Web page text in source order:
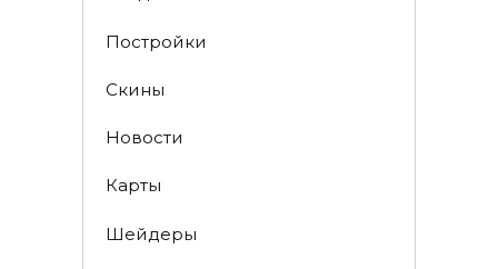
Постройки
Скины
Новости
Карты
Шейдеры